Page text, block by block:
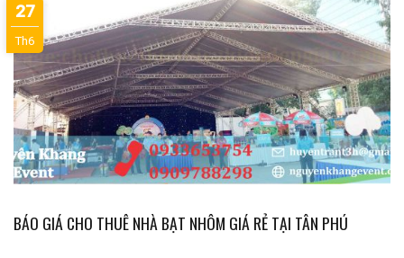
BÁO GIÁ CHO THUÊ NHÀ BẠT NHÔM GIÁ RẺ TẠI TÂN PHÚ
27
Th6